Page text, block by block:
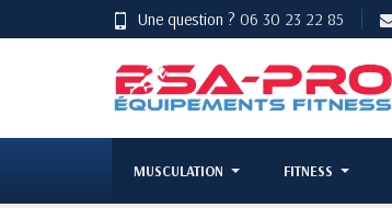
Une question ? 06 30 23 22 85
MUSCULATION FITNESS